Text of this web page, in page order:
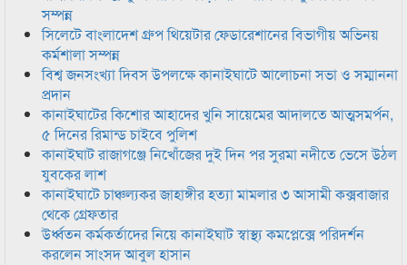
সম্পন্ন
সিলেটে বাংলাদেশ গ্রুপ থিয়েটার ফেডারেশানের বিভাগীয় অভিনয়
কর্মশালা সম্পন্ন
বিশ্ব জনসংখ্যা দিবস উপলক্ষে কানাইঘাটে আলোচনা সভা ও সম্মাননা
প্রদান
কানাইঘাটের কিশোর আহাদের খুনি সায়েমের আদালতে আত্মসমর্পন,
৫ দিনের রিমান্ড চাইবে পুলিশ
কানাইঘাট রাজাগঞ্জে নিখোঁজের দুই দিন পর সুরমা নদীতে ভেসে উঠল
যুবকের লাশ
কানাইঘাটে চাঞ্চল্যকর জাহাঙ্গীর হত্যা মামলার ৩ আসামী কক্সবাজার
থেকে গ্রেফতার
উর্ধ্বতন কর্মকর্তাদের নিয়ে কানাইঘাট স্বাস্থ্য কমপ্লেক্সে পরিদর্শন
করলেন সাংসদ আবুল হাসান